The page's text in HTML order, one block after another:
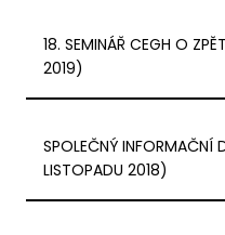
18. SEMINÁŘ CEGH O
2019)
SPOLEČNÝ INFORMAČNÍ
LISTOPADU 2018)